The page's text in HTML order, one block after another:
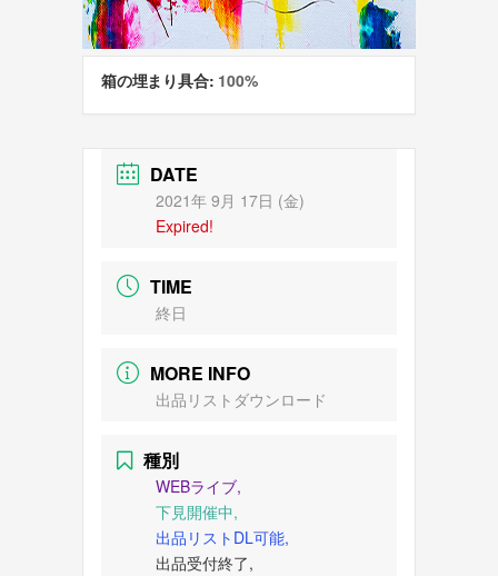
箱の埋まり具合: 100%
DATE
2021年 9月 17日 (金)
Expired!
TIME
終日
MORE INFO
出品リストダウンロード
種別
WEBライブ,
下見開催中,
出品リストDL可能,
出品受付終了,